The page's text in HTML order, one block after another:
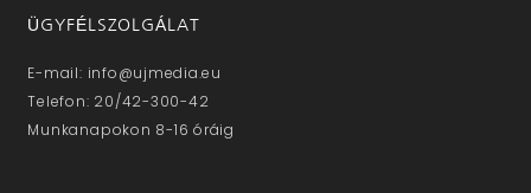
ÜGYFÉLSZOLGÁLAT
E-mail: info@ujmedia.eu
Telefon: 20/42-300-42
Munkanapokon 8-16 óráig